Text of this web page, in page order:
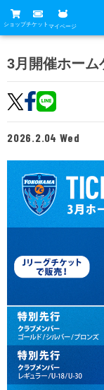
ショップチケット マイページ
グッズ
ホームタウン
トップチーム
クラブ
メディア
試合
アカデミー
試合
試合日程
チケット
席種・価格表
チケット購入方法
ニッパツシート
チーム
選手・スタッフ
観戦ガイド
横浜FC観戦ガイド
試合会場アクセス
観戦ルール・マナ
クラブ概要
ヒストリー
サステナビリティ
ホームタウン活動
ファン
クラブメンバー
スタータークラブ
スペシャルコンテ
アカデミー
育成ビジョン
試合日程・結果
パートナー
パートナー一覧
お問い合わせ
3月開催ホーム
2026.2.04 Wed